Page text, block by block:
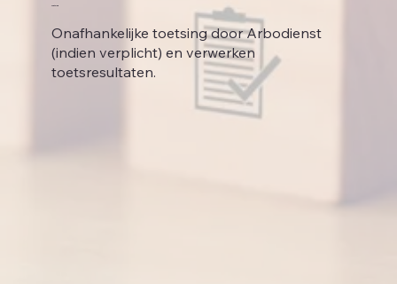
Toetsing
Onafhankelijke toetsing door Arbodienst
(indien verplicht) en verwerken
toetsresultaten.